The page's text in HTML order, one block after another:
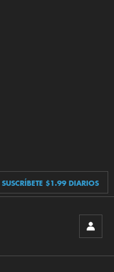
SUSCRÍBETE $1.99 DIARIOS